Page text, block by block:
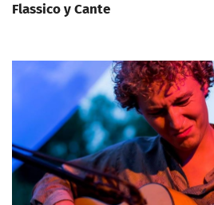
Flassico y Cante